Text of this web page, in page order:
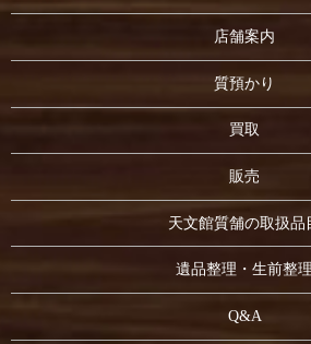
店舗案内
質預かり
買取
販売
天文館質舗の取扱品
遺品整理・生前整理
Q&A